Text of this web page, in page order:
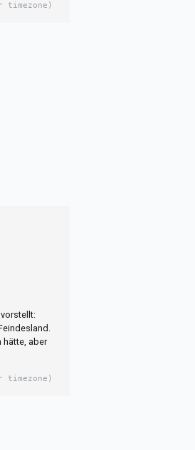
timezone)
hätte, aber
timezone)